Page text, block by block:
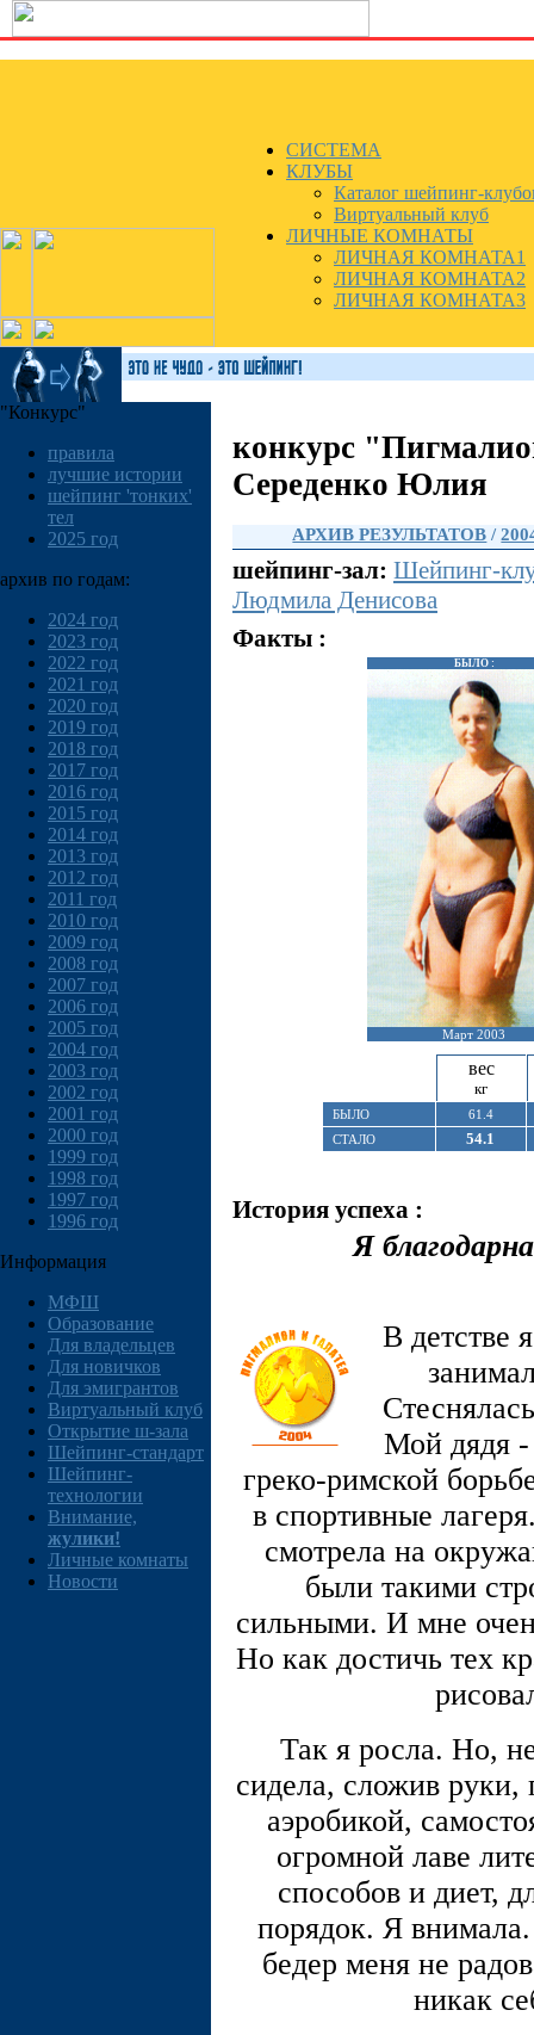
СИСТЕМА
КЛУБЫ
Каталог шейпинг-
Виртуальный клуб
ЛИЧНЫЕ КОМНАТЫ
ЛИЧНАЯ КОМНАТА1
ЛИЧНАЯ КОМНАТА2
ЛИЧНАЯ КОМНАТА3
"Конкурс"
правила
лучшие истории
шейпинг 'тонких'
тел
2025 год
архив по годам:
2024 год
2023 год
2022 год
2021 год
2020 год
2019 год
2018 год
2017 год
2016 год
2015 год
2014 год
2013 год
2012 год
2011 год
2010 год
2009 год
2008 год
2007 год
2006 год
2005 год
2004 год
2003 год
2002 год
2001 год
2000 год
1999 год
1998 год
1997 год
1996 год
Информация
МФШ
Образование
Для владельцев
Для новичков
Для эмигрантов
Виртуальный клуб
Открытие ш-зала
Шейпинг-стандарт
Шейпинг-
технологии
Внимание,
жулики!
Личные комнаты
Новости
конкурс
Середенко Юлия
АРХИВ РЕЗУЛЬТАТОВ /
шейпинг-зал: Шейпинг-
Людмила Денисова
Факты :
БЫЛО :
Март 2003
вес
кг
БЫЛО
61.4
СТАЛО
54.1
История успеха :
Я
В детстве
Мой дядя -
греко-римской
в спортивные
смотрела на
были такими
сильными. И мне
Но как достичь тех
Так я росла. Но,
сидела, сложив руки,
аэробикой,
огромной лаве
способов и диет,
порядок. Я
бедер меня не
никак